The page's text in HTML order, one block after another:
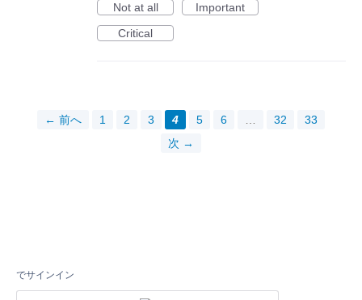
Not at all
Important
Critical
← 前へ 1 2 3 4 5 6 … 32
33
次 →
でサインイン